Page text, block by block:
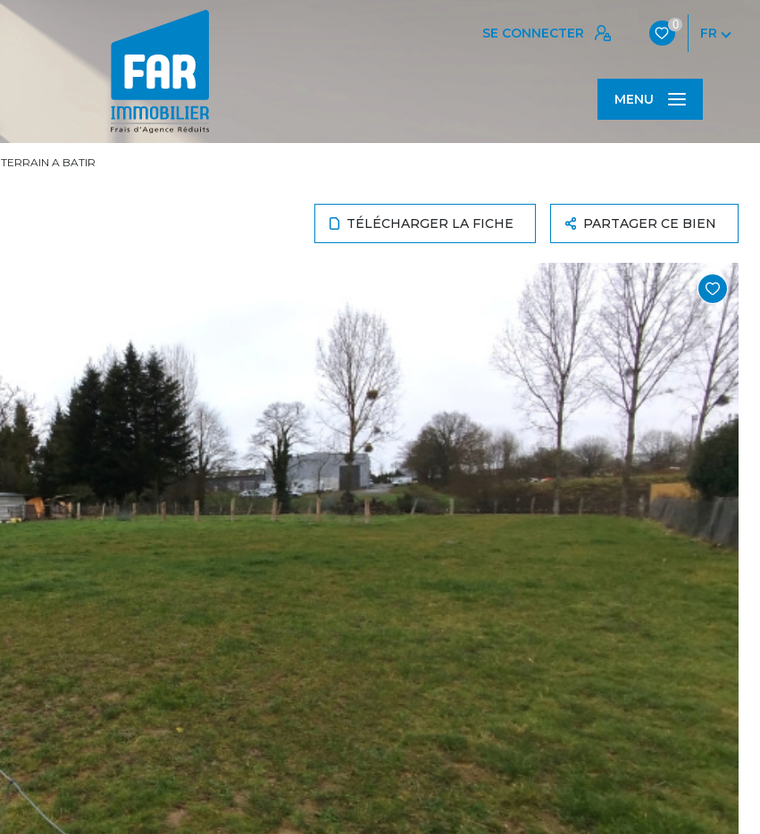
SE CONNECTER
0
FR
MENU
TERRAIN A BATIR
TÉLÉCHARGER LA FICHE PARTAGER CE BIEN